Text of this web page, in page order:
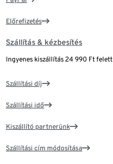
Előrefizetés
Szállítás & kézbesítés
Ingyenes kiszállítás 24 990 Ft felett
Szállítási díj
Szállítási idő
Kiszállító partnerünk
Szállítási cím módosítása